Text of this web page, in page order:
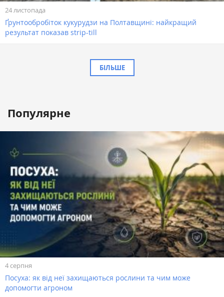
24 листопада
Ґрунтообробіток кукурудзи на Полтавщині: найкращий
результат показав strip-till
БІЛЬШЕ
Популярне
4 серпня
Посуха: як від неї захищаються рослини та чим може
допомогти агроном